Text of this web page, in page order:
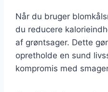
Når du bruger
du reducere
af grøntsager. Dette
opretholde en sund
kompromis med